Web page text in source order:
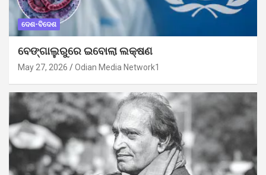
ଦେଶ-ବିଦେଶ
ବେଙ୍ଗାଲୁରୁରେ ଇବୋଲା ଲକ୍ଷଣ
May 27, 2026 Odian Media Network1